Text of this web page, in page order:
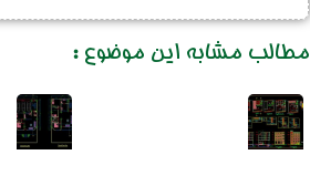
مطالب مشابه این موضوع :